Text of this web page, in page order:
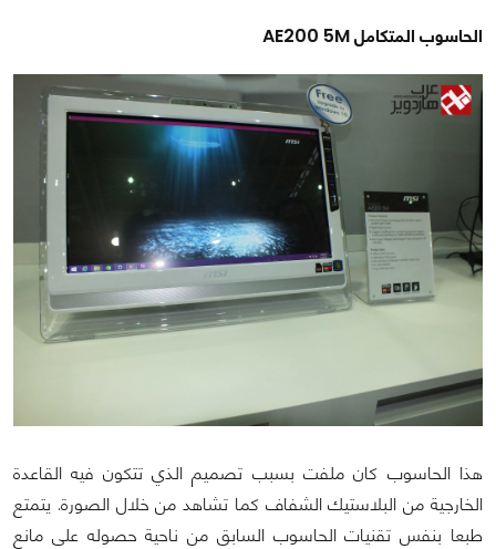
الحاسوب المتكامل AE200 5M
هذا الحاسوب كان ملفت بسبب تصميم الذي تتكون فيه القاعدة
الخارجية من البلاستيك الشفاف كما تشاهد من خلال الصورة. يتمتع
طبعا بنفس تقنيات الحاسوب السابق من ناحية حصوله على مانع